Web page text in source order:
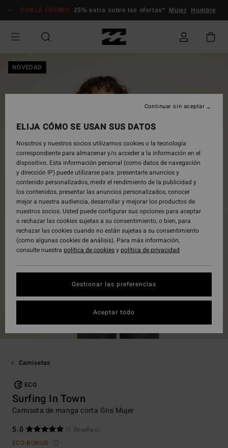
información
DOBLE PROMO 25% extra sobre las ofertas* Mujer Hombre
NOVEDAD
Camisetas
ECO
Surfing In Town
Camiseta de manga corta Gris Mujer
5.0
(1 Reseñas)
ECO-BONUS
ELIJA CÓMO SE USAN SUS DATOS
Nosotros y nuestros socios utilizamos cookies o la tecnología
correspondiente para almacenar y/o acceder a la información en el
dispositivo. Esta información personal (como datos de navegación
y dirección IP) puede utilizarse para: presentarle anuncios y
contenido personalizados, medir el rendimiento de la publicidad y
los contenidos, presentar las anuncios personalizados, conocer
mejor a nuestra audiencia, desarrollar y mejorar los productos de
nuestros socios. Usted puede configurar sus opciones para aceptar
o rechazar las cookies sujetas a su consentimiento, o bien, para
rechazar las cookies cuando no están sujetas a su consentimiento
(como algunas cookies de análisis). Para más información,
consulte nuestra política de cookiesypolítica de privacidad
Gestionar las preferencias
Continuar sin aceptar
Aceptar todo